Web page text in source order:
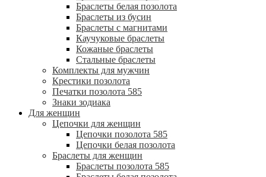
Браслеты белая позолота
Браслеты из бусин
Браслеты с магнитами
Каучуковые браслеты
Кожаные браслеты
Стальные браслеты
Комплекты для мужчин
Крестики позолота
Печатки позолота 585
Знаки зодиака
Для женщин
Цепочки для женщин
Цепочки позолота 585
Цепочки белая позолота
Браслеты для женщин
Браслеты позолота 585